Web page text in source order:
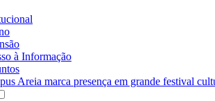
à Informação
Areia marca presença em grande festival